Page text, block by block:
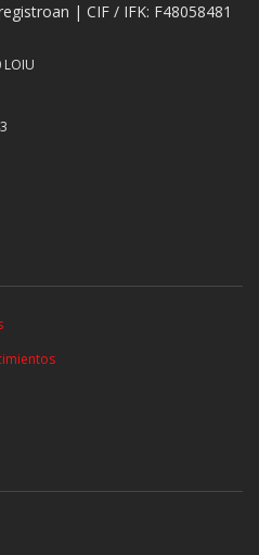
| CIF / IFK: F48058481